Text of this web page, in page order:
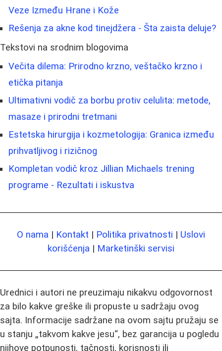
Veze Između Hrane i Kože
Rešenja za akne kod tinejdžera - Šta zaista deluje?
Tekstovi na srodnim blogovima
Večita dilema: Prirodno krzno, veštačko krzno i
etička pitanja
Ultimativni vodič za borbu protiv celulita: metode,
masaze i prirodni tretmani
Estetska hirurgija i kozmetologija: Granica između
prihvatljivog i rizičnog
Kompletan vodič kroz Jillian Michaels trening
programe - Rezultati i iskustva
O nama | Kontakt | Politika privatnosti | Uslovi
korišćenja | Marketinški servisi
Urednici i autori ne preuzimaju nikakvu odgovornost
za bilo kakve greške ili propuste u sadržaju ovog
sajta. Informacije sadržane na ovom sajtu pružaju se
u stanju „takvom kakve jesu“, bez garancija u pogledu
njihove potpunosti, tačnosti, korisnosti ili